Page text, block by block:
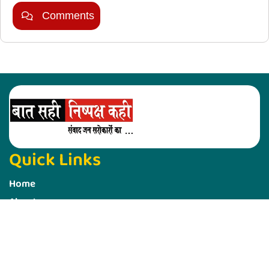
Comments
Quick Links
Home
About us